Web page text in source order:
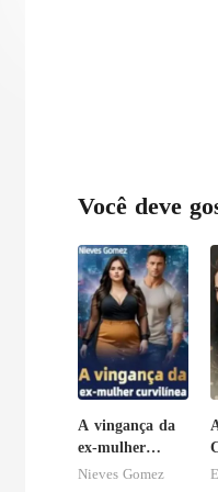
Você deve
A vingança da
ex-mulher
curvilínea
Nieves Gomez